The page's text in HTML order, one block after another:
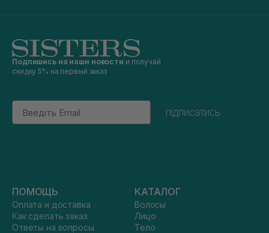
Подпишись на наши новости и получай
скидку 5% на первый заказ
Email
підписатись
ПОМОЩЬ
Оплата и доставка
Как сделать заказ
Ответы на вопросы
КАТАЛОГ
Волосы
Лицо
Тело